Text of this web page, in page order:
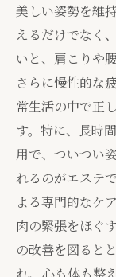
美しい姿勢を維
えるだけでなく
いと、肩こりや
さらに慢性的な
常生活の中で正
す。特に、長時
用で、ついつい
れるのがエステ
よる専門的なケ
肉の緊張をほぐ
の改善を図ると